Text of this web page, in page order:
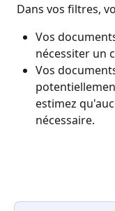
Dans vos filtres,
Vos
nécessiter un
Vos
estimez
nécessaire.